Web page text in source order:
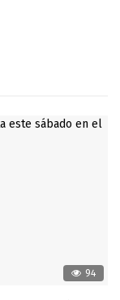
94